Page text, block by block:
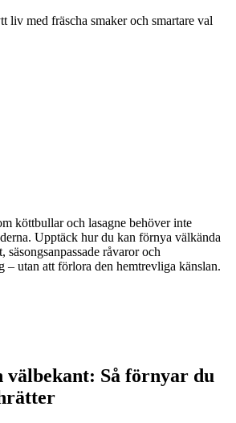
liv med fräscha smaker och smartare val
köttbullar och lasagne behöver inte
Upptäck hur du kan förnya välkända
råvaror och
– utan att förlora den hemtrevliga känslan.
välbekant: Så förnyar du